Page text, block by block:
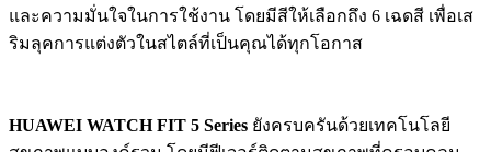
และความมั่นใจในการใช้งาน โดยมีสีให้เลือกถึง 6 เฉดสี เพื่อเส
ริมลุคการแต่งตัวในสไตล์ที่เป็นคุณได้ทุกโอกาส
HUAWEI WATCH FIT 5 Series ยังครบครันด้วยเทคโนโลยี